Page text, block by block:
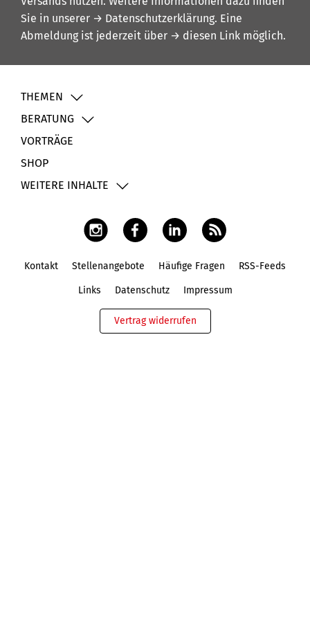
Sie in unserer → Datenschutzerklärung. Eine
Abmeldung ist jederzeit über → diesen Link möglich.
THEMEN
BERATUNG
VORTRÄGE
SHOP
WEITERE INHALTE
Kontakt Stellenangebote Häufige Fragen RSS-Feeds
Links Datenschutz Impressum
Vertrag widerrufen